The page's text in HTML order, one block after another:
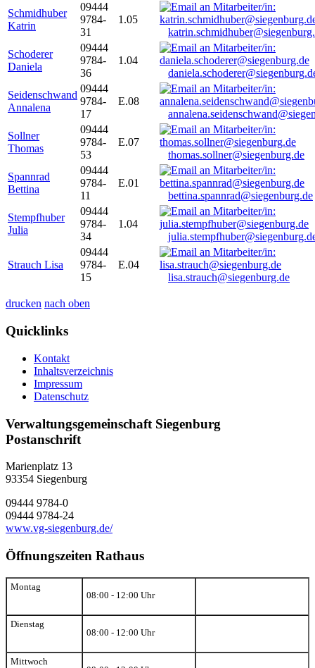
Schmidhuber
Katrin
09444
9784-
31
1.05
Schoderer
Daniela
09444
9784-
36
1.04
Seidenschwand
Annalena
09444
9784-
17
E.08
Sollner
Thomas
09444
9784-
53
E.07
thomas.sollner@siegenburg.de
Spannrad
Bettina
09444
9784-
11
E.01
bettina.spannrad@siegenburg.de
Stempfhuber
Julia
09444
9784-
34
1.04
Strauch Lisa
09444
9784-
15
E.04
lisa.strauch@siegenburg.de
drucken nach oben
Quicklinks
Kontakt
Inhaltsverzeichnis
Impressum
Datenschutz
Verwaltungsgemeinschaft Siegenburg
Postanschrift
Marienplatz 13
93354 Siegenburg
09444 9784-0
09444 9784-24
www.vg-siegenburg.de/
Öffnungszeiten Rathaus
Montag
08:00 - 12:00 Uhr
Dienstag
08:00 - 12:00 Uhr
Mittwoch